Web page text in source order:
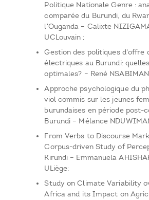
Politique Nationale Genre :
comparée du Burundi, du
l'Ouganda – Calixte
UCLouvain ;
Gestion des politiques d'offre
électriques au Burundi:
optimales? – René
Approche psychologique du
viol commis sur les jeunes
burundaises en période post-
Burundi – Mélance
From Verbs to Discourse
Corpus-driven Study of
Kirundi – Emmanuela
ULiège;
Study on Climate Variability
Africa and its Impact on